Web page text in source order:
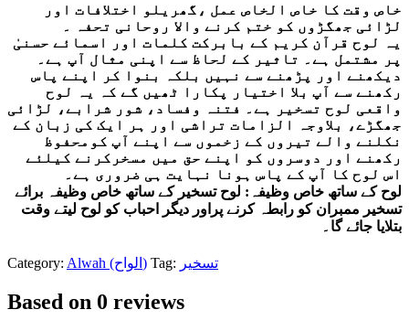
خاص وقت کا خاص الخاص عمل ،گھریلو اختلافات اور
لڑائی جھگڑوں کو ختم کرنے والا روحانی تحفہ ۔
یہ لوح قرآن کریم کے بابرکت کلمات اور اسمائے حسنیٰ
پر مشتمل ہے۔ تاثیر کے لحاظ سے اپنی مثال آپ ہے۔
دیکھنے اور پڑھنے سے نہیں بلکہ بنوا کر اپنے پاس
رکھنے سے آپ بلا اختیار پکارا ٹھیں گے کہ یہ لوح
واقعی لوح تسخیر ہے۔ فتنہ وفساد، شور شرابے، لڑائی
جھگڑے، بلاوجہ الزامات تراشی اور ہر ایک کی زبان کے
نکلنے والے تیروں کے زخموں سے اپنے آپ کومحفوظ
رکھنے اور دوسروں کو اپنے حق میں مسخرکرنے کیلئے
اس لوح کا آپ کے پاس ہونا نہایت ہی ضروری ہے۔
لوح کے ساتھ خاص وظیفہ: لوح تسخیر کے ساتھ خاص وظیفہ برائے
تسخیر ممبران کو رابطہ کرنے پراور دیگر احباب کو لوح لیتے وقت
بتلایا جائے گا۔
Category: Alwah (الواح) Tag: تسخیر
Based on 0 reviews